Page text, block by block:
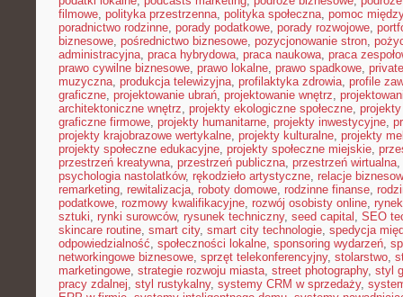
filmowe, polityka przestrzenna, polityka społeczna, pomoc
poradnictwo rodzinne, porady podatkowe, porady rozwojowe,
biznesowe, pośrednictwo biznesowe, pozycjonowanie stron,
administracyjna, praca hybrydowa, praca naukowa, praca
prawo cywilne biznesowe, prawo lokalne, prawo spadkowe,
muzyczna, produkcja telewizyjna, profilaktyka zdrowia, profile
graficzne, projektowanie ubrań, projektowanie wnętrz,
architektoniczne wnętrz, projekty ekologiczne społeczne,
graficzne firmowe, projekty humanitarne, projekty inwestycyjne,
projekty krajobrazowe wertykalne, projekty kulturalne, projekty
projekty społeczne edukacyjne, projekty społeczne miejskie,
przestrzeń kreatywna, przestrzeń publiczna, przestrzeń wirtualna,
psychologia nastolatków, rękodzieło artystyczne, relacje
remarketing, rewitalizacja, roboty domowe, rodzinne finanse,
podatkowe, rozmowy kwalifikacyjne, rozwój osobisty online,
sztuki, rynki surowców, rysunek techniczny, seed capital , SEO
skincare routine, smart city, smart city technologie, spedycja
odpowiedzialność, społeczności lokalne, sponsoring wydarzeń,
networkingowe biznesowe, sprzęt telekonferencyjny, stolarstwo,
marketingowe, strategie rozwoju miasta, street photography, styl
pracy zdalnej, styl rustykalny, systemy CRM w sprzedaży,